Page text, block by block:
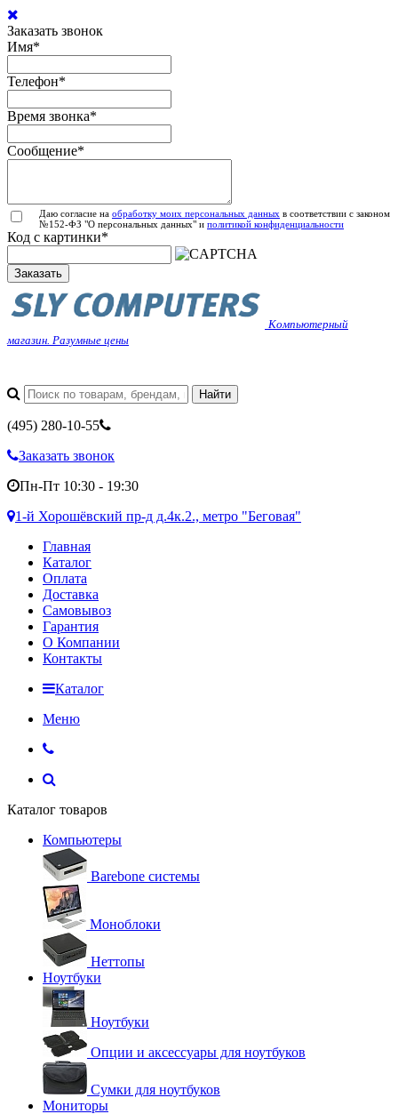
Заказать звонок
Имя*
Телефон*
Время звонка*
Сообщение*
Даю согласие на обработку моих персональных данных в соответствии с законом
№152-ФЗ "О персональных данных" и политикой конфиденциальности
Код с картинки*
Заказать
Компьютерный
магазин. Разумные цены
(495) 280-10-55
Заказать звонок
Пн-Пт 10:30 - 19:30
1-й Хорошёвский пр-д д.4к.2., метро "Беговая"
Главная
Каталог
Оплата
Доставка
Самовывоз
Гарантия
О Компании
Контакты
Каталог
Меню
Каталог товаров
Компьютеры
Barebone системы
Моноблоки
Неттопы
Ноутбуки
Ноутбуки
Опции и аксессуары для ноутбуков
Сумки для ноутбуков
Мониторы